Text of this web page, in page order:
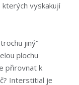
vyskakují
jiný“
plochu
přirovnat k
Interstitial je